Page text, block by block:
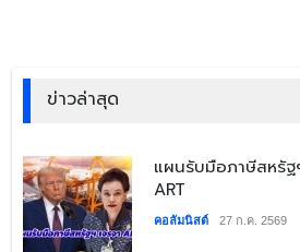
ข่าวล่าสุด
แผนรับมือภาษีสหรัฐ
ART
คอลัมนิสต์ 27 ก.ค. 2569